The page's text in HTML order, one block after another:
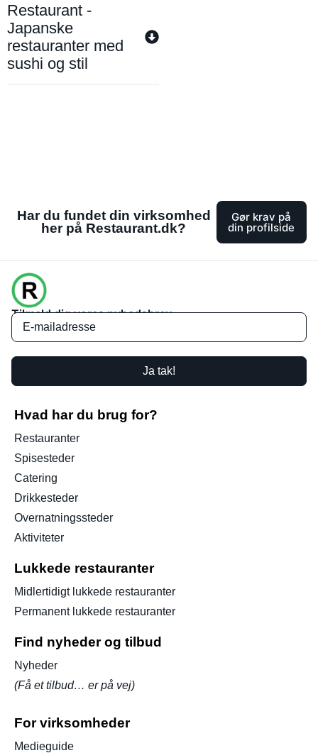
Restaurant -
Japanske
restauranter med
sushi og stil
Har du fundet din virksomhed
her på Restaurant.dk?
Gør krav på
din profilside
Tilmeld dig vores nyhedsbrev
Ja tak!
Hvad har du brug for?
Restauranter
Spisesteder
Catering
Drikkesteder
Overnatningssteder
Aktiviteter
Lukkede restauranter
Midlertidigt lukkede restauranter
Permanent lukkede restauranter
Find nyheder og tilbud
Nyheder
(Få et tilbud… er på vej)
For virksomheder
Medieguide